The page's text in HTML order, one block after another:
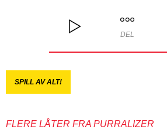
DEL
SPILL AV ALT!
FLERE LÅTER FRA PURRALIZER